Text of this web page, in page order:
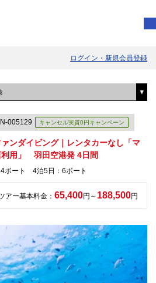
ログイン・新規会員登録
005129 キャンセル実質0円キャンペーン
ンダイビング｜レンタカーなし「マ
利用」 羽田空港発 4日間
ート 4泊5日：6ボート
アー基本料金： 65,400円～ 188,500円